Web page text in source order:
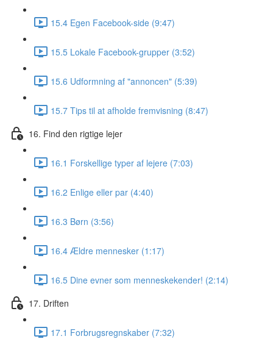
15.4 Egen Facebook-side (9:47)
15.5 Lokale Facebook-grupper (3:52)
15.6 Udformning af "annoncen" (5:39)
15.7 Tips til at afholde fremvisning (8:47)
16. Find den rigtige lejer
16.1 Forskellige typer af lejere (7:03)
16.2 Enlige eller par (4:40)
16.3 Børn (3:56)
16.4 Ældre mennesker (1:17)
16.5 Dine evner som menneskekender! (2:14)
17. Driften
17.1 Forbrugsregnskaber (7:32)